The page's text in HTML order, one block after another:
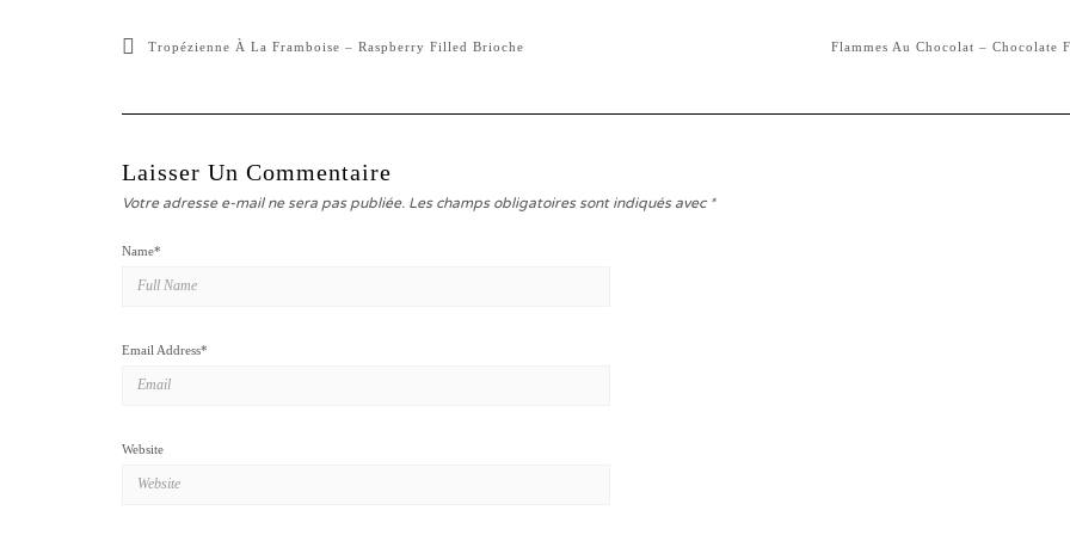
Tropézienne À La Framboise – Raspberry Filled Brioche Flammes Au Chocolat – Chocolate
Laisser Un Commentaire
Votre adresse e-mail ne sera pas publiée. Les champs obligatoires sont indiqués avec *
Name*
Email Address*
Website